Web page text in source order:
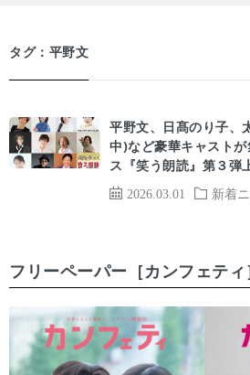
タグ：平野文
2026.03.01 新着
平野文、日髙のり子、
中)など豪華キャスト
ス『笑う朗読』第３弾
フリーペーパー［カンフェティ